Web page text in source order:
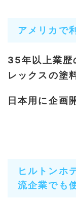
アメリカで
35年以上業歴
レックスの塗
日本用に企画
ヒルトンホ
流企業でも